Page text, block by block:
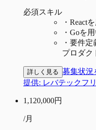
必須スキル
・ React
・ Goを
・ 要件定
プロダク
詳しく見る 募集状況
提供: レバテックフ
1,120,000円
/月